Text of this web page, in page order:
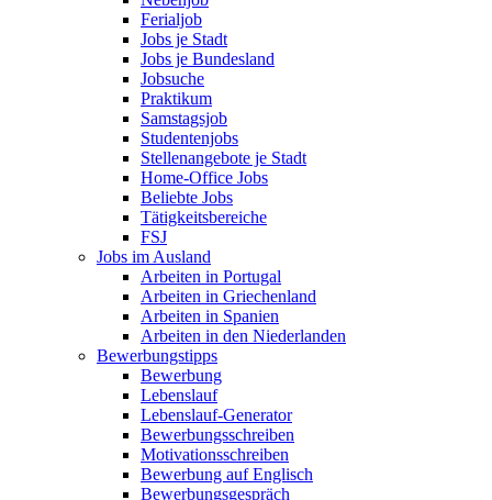
Ferialjob
Jobs je Stadt
Jobs je Bundesland
Jobsuche
Praktikum
Samstagsjob
Studentenjobs
Stellenangebote je Stadt
Home-Office Jobs
Beliebte Jobs
Tätigkeitsbereiche
FSJ
Jobs im Ausland
Arbeiten in Portugal
Arbeiten in Griechenland
Arbeiten in Spanien
Arbeiten in den Niederlanden
Bewerbungstipps
Bewerbung
Lebenslauf
Lebenslauf-Generator
Bewerbungsschreiben
Motivationsschreiben
Bewerbung auf Englisch
Bewerbungsgespräch